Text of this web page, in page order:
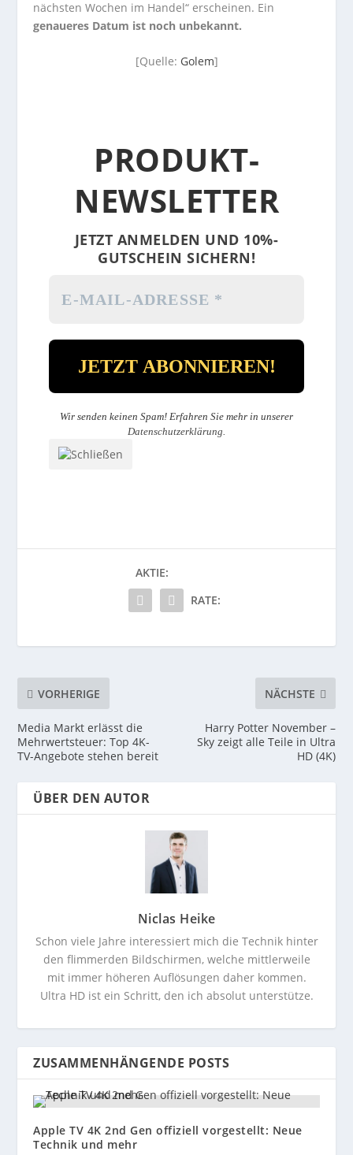
nächsten Wochen im Handel“ erscheinen. Ein
genaueres Datum ist noch unbekannt.
[Quelle: Golem]
PRODUKT-
NEWSLETTER
JETZT ANMELDEN UND 10%-
GUTSCHEIN SICHERN!
Wir senden keinen Spam! Erfahren Sie mehr in unserer
Datenschutzerklärung.
AKTIE:
RATE:
VORHERIGE
Media Markt erlässt die
Mehrwertsteuer: Top 4K-
TV-Angebote stehen bereit
NÄCHSTE
Harry Potter November –
Sky zeigt alle Teile in Ultra
HD (4K)
ÜBER DEN AUTOR
Niclas Heike
Schon viele Jahre interessiert mich die Technik hinter
den flimmerden Bildschirmen, welche mittlerweile
mit immer höheren Auflösungen daher kommen.
Ultra HD ist ein Schritt, den ich absolut unterstütze.
ZUSAMMENHÄNGENDE POSTS
Apple TV 4K 2nd Gen offiziell vorgestellt: Neue
Technik und mehr